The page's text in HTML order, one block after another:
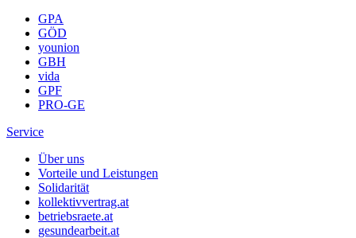
GPA
GÖD
younion
GBH
vida
GPF
PRO-GE
Service
Über uns
Vorteile und Leistungen
Solidarität
kollektivvertrag.at
betriebsraete.at
gesundearbeit.at